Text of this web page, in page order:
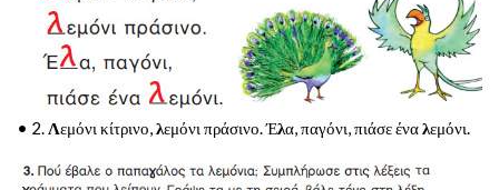
• 2. Λεμόνι κίτρινο,λεμόνι πράσινο. Έλα, παγόνι, πιάσε έναλεμόνι.